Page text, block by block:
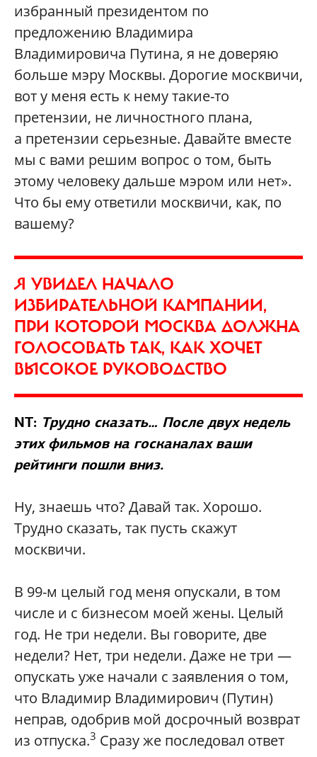
избранный президентом по
предложению Владимира
Владимировича Путина, я не доверяю
больше мэру Москвы. Дорогие москвичи,
вот у меня есть к нему такие-то
претензии, не личностного плана,
а претензии серьезные. Давайте вместе
мы с вами решим вопрос о том, быть
этому человеку дальше мэром или нет».
Что бы ему ответили москвичи, как, по
вашему?
Я УВИДЕЛ НАЧАЛО
ИЗБИРАТЕЛЬНОЙ КАМПАНИИ,
ПРИ КОТОРОЙ МОСКВА ДОЛЖНА
ГОЛОСОВАТЬ ТАК, КАК ХОЧЕТ
ВЫСОКОЕ РУКОВОДСТВО
NT: Трудно сказать… После двух недель
этих фильмов на госканалах ваши
рейтинги пошли вниз.
Ну, знаешь что? Давай так. Хорошо.
Трудно сказать, так пусть скажут
москвичи.
В 99-м целый год меня опускали, в том
числе и с бизнесом моей жены. Целый
год. Не три недели. Вы говорите, две
недели? Нет, три недели. Даже не три —
опускать уже начали с заявления о том,
что Владимир Владимирович (Путин)
неправ, одобрив мой досрочный возврат
из отпуска.3 Сразу же последовал ответ